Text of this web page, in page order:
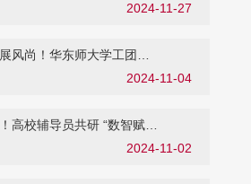
东师范大学新上岗副书记培2024-11-27
风尚！华东师大学工团队
高校辅导员团队拓展活动2024-11-04
高校辅导员共研 “数智赋能
与辅导员数字素养提升”2024-11-02